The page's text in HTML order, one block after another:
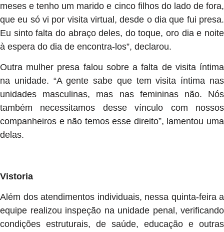
meses e tenho um marido e cinco filhos do lado de fora,
que eu só vi por visita virtual, desde o dia que fui presa.
Eu sinto falta do abraço deles, do toque, oro dia e noite
à espera do dia de encontra-los”, declarou.
Outra mulher presa falou sobre a falta de visita íntima
na unidade. “A gente sabe que tem visita íntima nas
unidades masculinas, mas nas femininas não. Nós
também necessitamos desse vínculo com nossos
companheiros e não temos esse direito”, lamentou uma
delas.
Vistoria
Além dos atendimentos individuais, nessa quinta-feira a
equipe realizou inspeção na unidade penal, verificando
condições estruturais, de saúde, educação e outras